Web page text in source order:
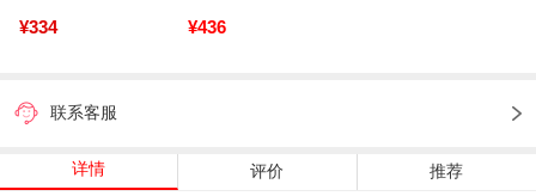
¥334 ¥436
联系客服
详情 评价 推荐